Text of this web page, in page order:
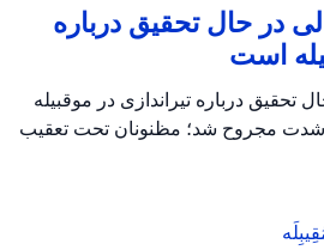
در حال تحقیق درباره
است
درباره تیراندازی در موقبیله
شدت مجروح شد؛ مظنونان تحت تعقیب